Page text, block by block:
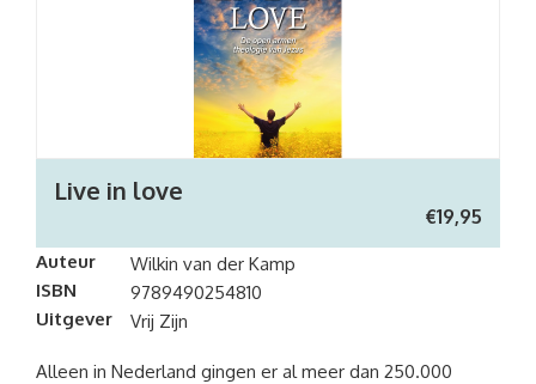
Live in love
€19,95
Auteur
Wilkin van der Kamp
ISBN
9789490254810
Uitgever
Vrij Zijn
Alleen in Nederland gingen er al meer dan 250.000